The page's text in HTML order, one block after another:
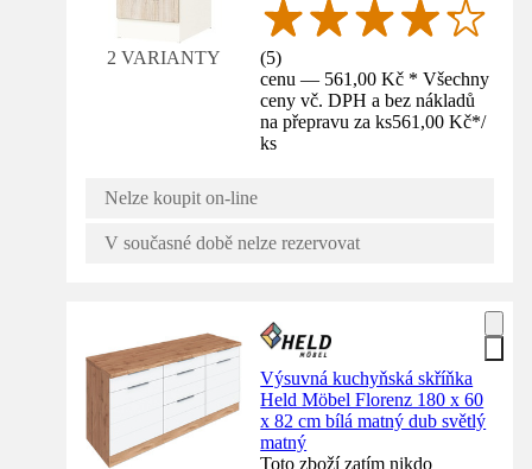
2 VARIANTY (5)
cenu — 561,00 Kč * Všechny
ceny vč. DPH a bez nákladů
na přepravu za ks561,00 Kč*/
ks
Nelze koupit on-line
V současné době nelze rezervovat
Výsuvná kuchyňská skříňka
Held Möbel Florenz 180 x 60
x 82 cm bílá matný dub světlý
matný
Toto zboží zatím nikdo